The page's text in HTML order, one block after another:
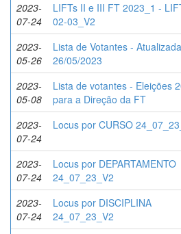
2023-
07-24
LIFTs II e III FT 2023_1 -
02-03_V2
2023-
05-26
Lista de Votantes -
26/05/2023
2023-
05-08
Lista de votantes - Eleições
para a Direção da FT
2023-
07-24
Locus por CURSO
2023-
07-24
Locus por DEPARTAMENTO
24_07_23_V2
2023-
07-24
Locus por DISCIPLINA
24_07_23_V2